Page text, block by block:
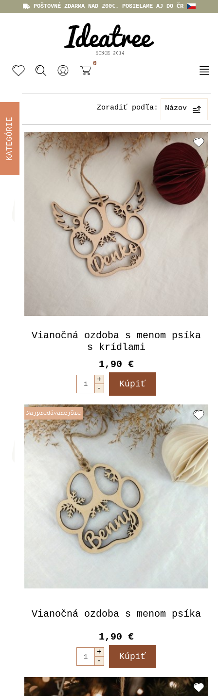
POŠTOVNÉ ZDARMA NAD 200€. POSIELAME AJ DO ČR
0
Zoradiť podľa: Názov
Vianočná ozdoba s menom psíka
s krídlami
1,90 €
Vianočná ozdoba s menom psíka
1,90 €
KATEGÓRIE